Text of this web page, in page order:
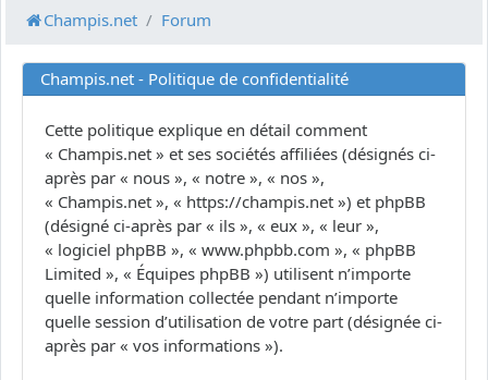
Champis.net Forum
Champis.net - Politique de confidentialité
Cette politique explique en détail comment
« Champis.net » et ses sociétés affiliées (désignés ci-
après par « nous », « notre », « nos »,
« Champis.net », « https://champis.net ») et phpBB
(désigné ci-après par « ils », « eux », « leur »,
« logiciel phpBB », « www.phpbb.com », « phpBB
Limited », « Équipes phpBB ») utilisent n’importe
quelle information collectée pendant n’importe
quelle session d’utilisation de votre part (désignée ci-
après par « vos informations »).